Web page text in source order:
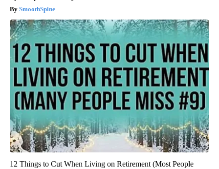
SmoothSpine
12 Things to Cut When Living on Retirement (Most People